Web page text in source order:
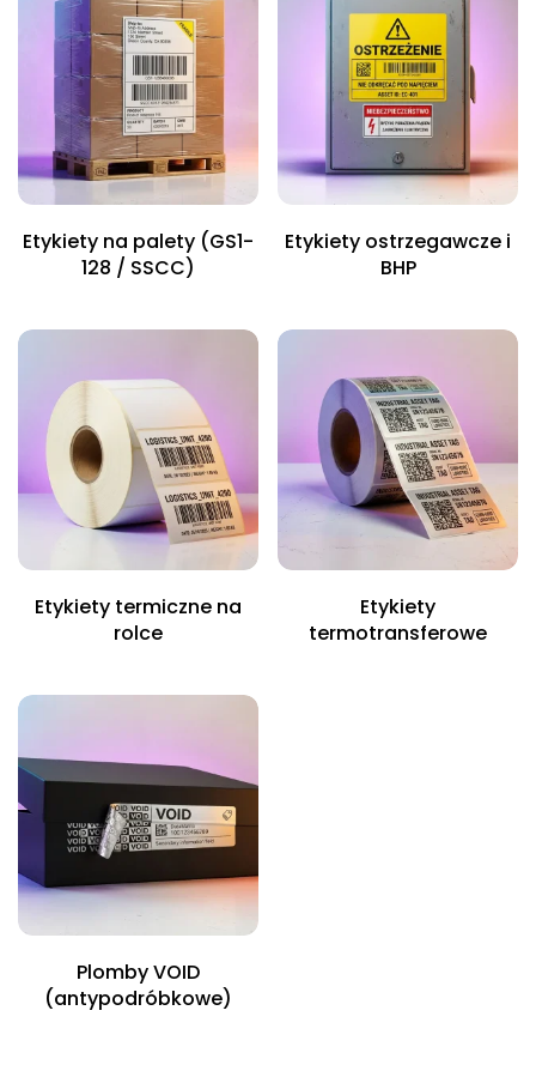
Etykiety na palety (GS1-
128 / SSCC)
Etykiety ostrzegawcze i
BHP
Etykiety termiczne na
rolce
Etykiety
termotransferowe
Plomby VOID
(antypodróbkowe)